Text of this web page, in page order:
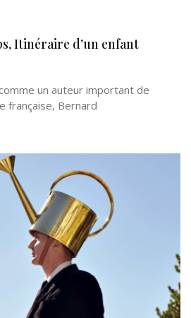
Itinéraire d’un enfant
un auteur important de
française, Bernard